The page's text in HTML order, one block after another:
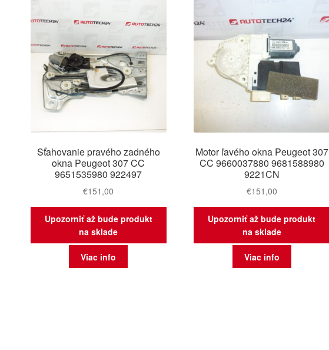
Sťahovanie pravého zadného
okna Peugeot 307 CC
9651535980 922497
€151,00
Upozorniť až bude produkt
na sklade
Viac info
Motor ľavého okna Peugeot 307
CC 9660037880 9681588980
9221CN
€151,00
Upozorniť až bude produkt
na sklade
Viac info